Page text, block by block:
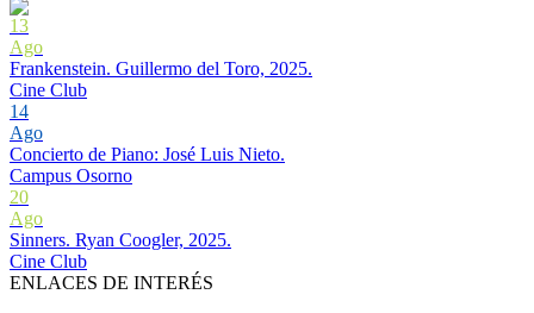
13
Ago
Frankenstein. Guillermo del Toro, 2025.
Cine Club
14
Ago
Concierto de Piano: José Luis Nieto.
Campus Osorno
20
Ago
Sinners. Ryan Coogler, 2025.
Cine Club
ENLACES DE INTERÉS